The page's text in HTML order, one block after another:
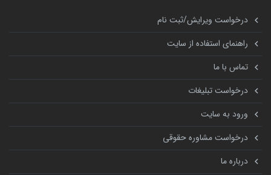
درخواست ویرایش/ثبت نام
راهنمای استفاده از سایت
تماس با ما
درخواست تبلیغات
ورود به سایت
درخواست مشاوره حقوقی
درباره ما